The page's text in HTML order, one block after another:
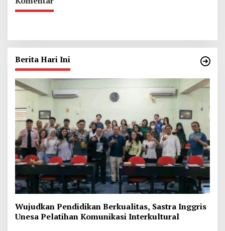
Berita Hari Ini
Wujudkan Pendidikan Berkualitas, Sastra Inggris
Unesa Pelatihan Komunikasi Interkultural